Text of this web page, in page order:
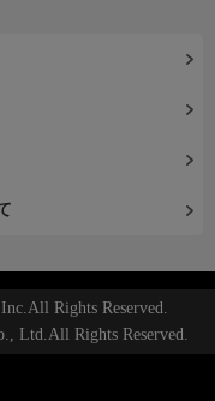
Rights Reserved.
Ltd.All Rights Reserved.